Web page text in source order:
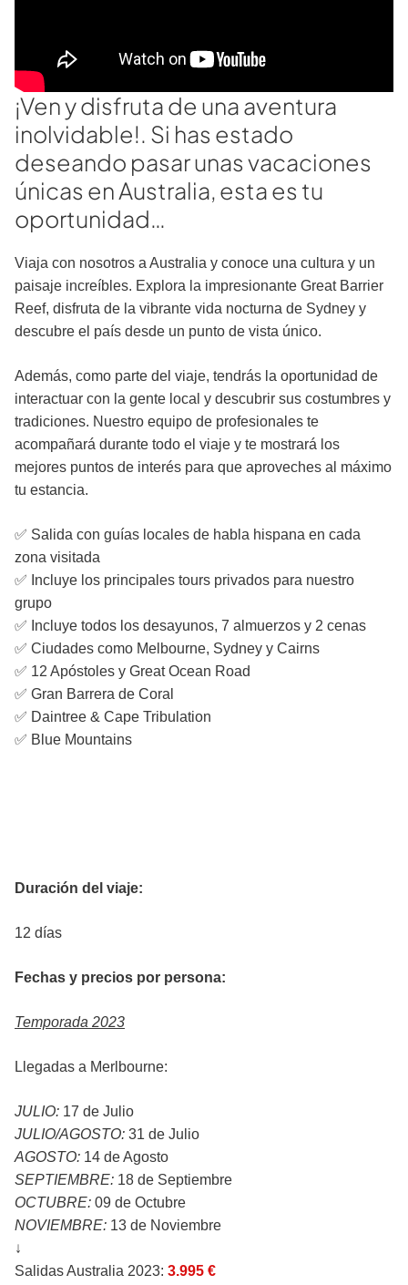
¡Ven y disfruta de una aventura
inolvidable!. Si has estado
deseando pasar unas vacaciones
únicas en Australia, esta es tu
oportunidad…
Viaja con nosotros a Australia y conoce una cultura y un
paisaje increíbles. Explora la impresionante Great Barrier
Reef, disfruta de la vibrante vida nocturna de Sydney y
descubre el país desde un punto de vista único.
Además, como parte del viaje, tendrás la oportunidad de
interactuar con la gente local y descubrir sus costumbres y
tradiciones. Nuestro equipo de profesionales te
acompañará durante todo el viaje y te mostrará los
mejores puntos de interés para que aproveches al máximo
tu estancia.
​✅ Salida con guías locales de habla hispana en cada
zona visitada
✅ Incluye los principales tours privados para nuestro
grupo
✅ Incluye todos los desayunos, 7 almuerzos y 2 cenas
✅ Ciudades como Melbourne, Sydney y Cairns
✅ 12 Apóstoles y Great Ocean Road
✅ Gran Barrera de Coral
✅ Daintree & Cape Tribulation
✅ Blue Mountains
Duración del viaje:
12 días
Fechas y precios por persona:
Temporada 2023
Llegadas a Merlbourne:
JULIO: 17 de Julio
JULIO/AGOSTO: 31 de Julio
AGOSTO: 14 de Agosto
SEPTIEMBRE: 18 de Septiembre
OCTUBRE: 09 de Octubre
NOVIEMBRE: 13 de Noviembre
↓
Salidas Australia 2023: 3.995 €